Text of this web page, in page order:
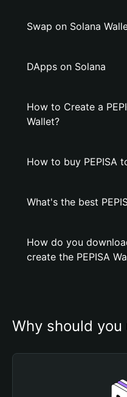
Swap on Solana
DApps on Solana
How to Create a
Wallet?
How to buy PEPISA
What's the best
How do you
create the PEPISA
Why should you